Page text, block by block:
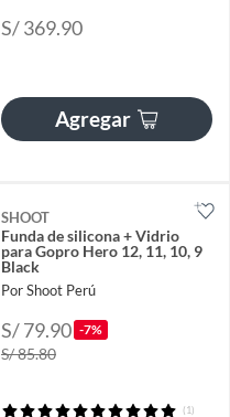
S/ 369.90
Agregar
SHOOT
Funda de silicona + Vidrio
para Gopro Hero 12, 11, 10, 9
Black
Por Shoot Perú
S/ 79.90 -7%
S/ 85.80
(1)